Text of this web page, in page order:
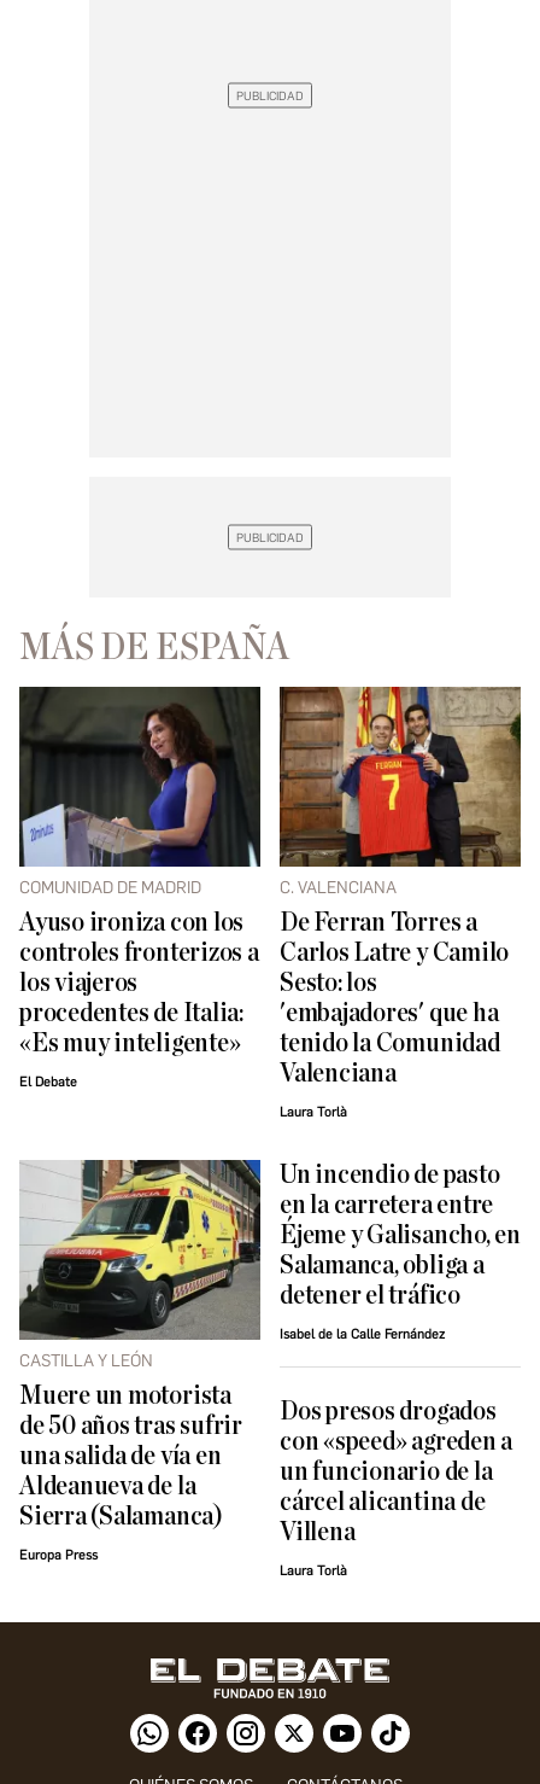
MÁS DE ESPAÑA
COMUNIDAD DE MADRID
Ayuso ironiza con los
controles fronterizos a
los viajeros
procedentes de Italia:
«Es muy inteligente»
El Debate
C. VALENCIANA
De Ferran Torres a
Carlos Latre y Camilo
Sesto: los
'embajadores' que ha
tenido la Comunidad
Valenciana
Laura Torlà
CASTILLA Y LEÓN
Muere un motorista
de 50 años tras sufrir
una salida de vía en
Aldeanueva de la
Sierra (Salamanca)
Europa Press
Un incendio de pasto
en la carretera entre
Éjeme y Galisancho, en
Salamanca, obliga a
detener el tráfico
Isabel de la Calle Fernández
Dos presos drogados
con «speed» agreden a
un funcionario de la
cárcel alicantina de
Villena
Laura Torlà